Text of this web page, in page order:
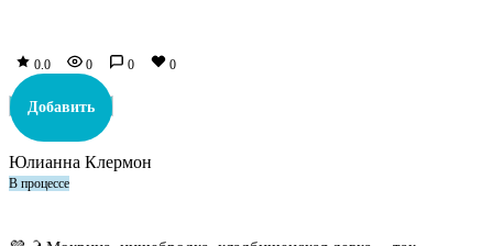
0.0 0 0 0
Добавить
Юлианна Клермон
В процессе